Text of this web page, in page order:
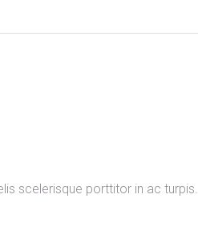
scelerisque porttitor in ac turpis.